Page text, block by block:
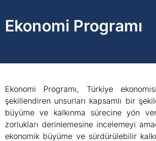
Ekonomi Programı
Ekonomi Programı, Türkiye
şekillendiren unsurları kapsamlı bir
büyüme ve kalkınma sürecine yön
zorlukları derinlemesine incelemeyi
ekonomik büyüme ve sürdürülebilir